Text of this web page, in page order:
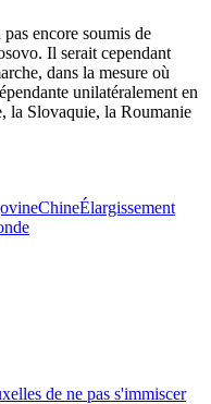
encore soumis de
Il serait cependant
dans la mesure où
unilatéralement en
la Slovaquie, la Roumanie
ChineÉlargissement
de ne pas s'immiscer